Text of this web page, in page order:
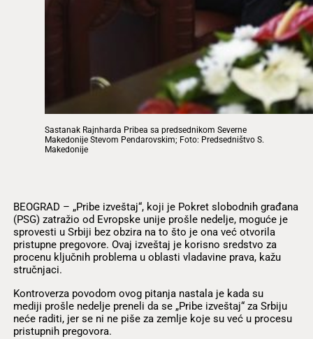
Sastanak Rajnharda Pribea sa predsednikom Severne
Makedonije Stevom Pendarovskim; Foto: Predsedništvo S.
Makedonije
BEOGRAD – „Pribe izveštaj“, koji je Pokret slobodnih građana
(PSG) zatražio od Evropske unije prošle nedelje, moguće je
sprovesti u Srbiji bez obzira na to što je ona već otvorila
pristupne pregovore. Ovaj izveštaj je korisno sredstvo za
procenu ključnih problema u oblasti vladavine prava, kažu
stručnjaci.
Kontroverza povodom ovog pitanja nastala je kada su
mediji prošle nedelje preneli da se „Pribe izveštaj“ za Srbiju
neće raditi, jer se ni ne piše za zemlje koje su već u procesu
pristupnih pregovora.